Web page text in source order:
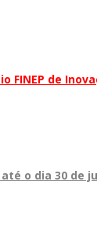
FINEP de
o dia 30 de